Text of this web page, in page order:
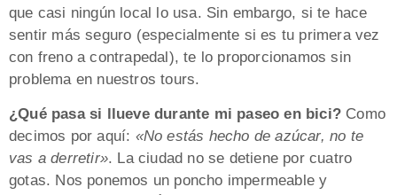
que casi ningún local lo usa. Sin embargo, si te hace
sentir más seguro (especialmente si es tu primera vez
con freno a contrapedal), te lo proporcionamos sin
problema en nuestros tours.
¿Qué pasa si llueve durante mi paseo en bici? Como
decimos por aquí: «No estás hecho de azúcar, no te
vas a derretir». La ciudad no se detiene por cuatro
gotas. Nos ponemos un poncho impermeable y